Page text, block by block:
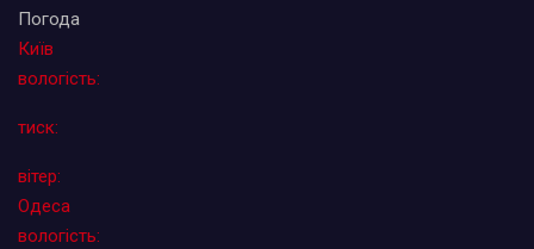
Погода
Київ
вологість:
тиск:
вітер:
Одеса
вологість: